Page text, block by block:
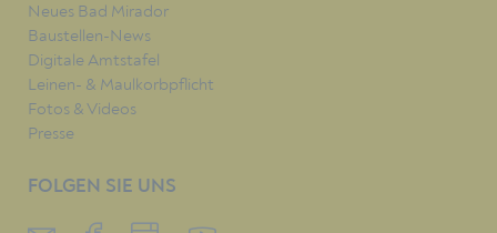
Neues Bad Mirador
Baustellen-News
Digitale Amtstafel
Leinen- & Maulkorbpflicht
Fotos & Videos
Presse
FOLGEN SIE UNS